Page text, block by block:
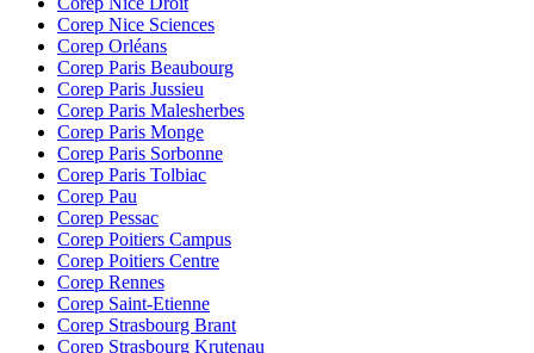
Corep Nice Sciences
Corep Orléans
Corep Paris Beaubourg
Corep Paris Jussieu
Corep Paris Malesherbes
Corep Paris Monge
Corep Paris Sorbonne
Corep Paris Tolbiac
Corep Pau
Corep Pessac
Corep Poitiers Campus
Corep Poitiers Centre
Corep Rennes
Corep Saint-Etienne
Corep Strasbourg Brant
Corep Strasbourg Krutenau